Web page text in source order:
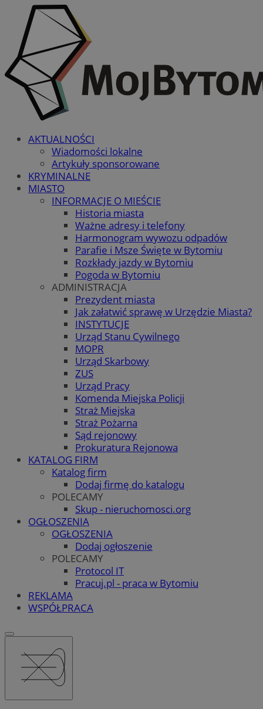
AKTUALNOŚCI
Wiadomości lokalne
Artykuły sponsorowane
KRYMINALNE
MIASTO
INFORMACJE O MIEŚCIE
Historia miasta
Ważne adresy i telefony
Harmonogram wywozu odpadów
Parafie i Msze Święte w Bytomiu
Rozkłady jazdy w Bytomiu
Pogoda w Bytomiu
ADMINISTRACJA
Prezydent miasta
Jak załatwić sprawę w Urzędzie Miasta?
INSTYTUCJE
Urząd Stanu Cywilnego
MOPR
Urząd Skarbowy
ZUS
Urząd Pracy
Komenda Miejska Policji
Straż Miejska
Straż Pożarna
Sąd rejonowy
Prokuratura Rejonowa
KATALOG FIRM
Katalog firm
Dodaj firmę do katalogu
POLECAMY
Skup - nieruchomosci.org
OGŁOSZENIA
OGŁOSZENIA
Dodaj ogłoszenie
POLECAMY
Protocol IT
Pracuj.pl - praca w Bytomiu
REKLAMA
WSPÓŁPRACA